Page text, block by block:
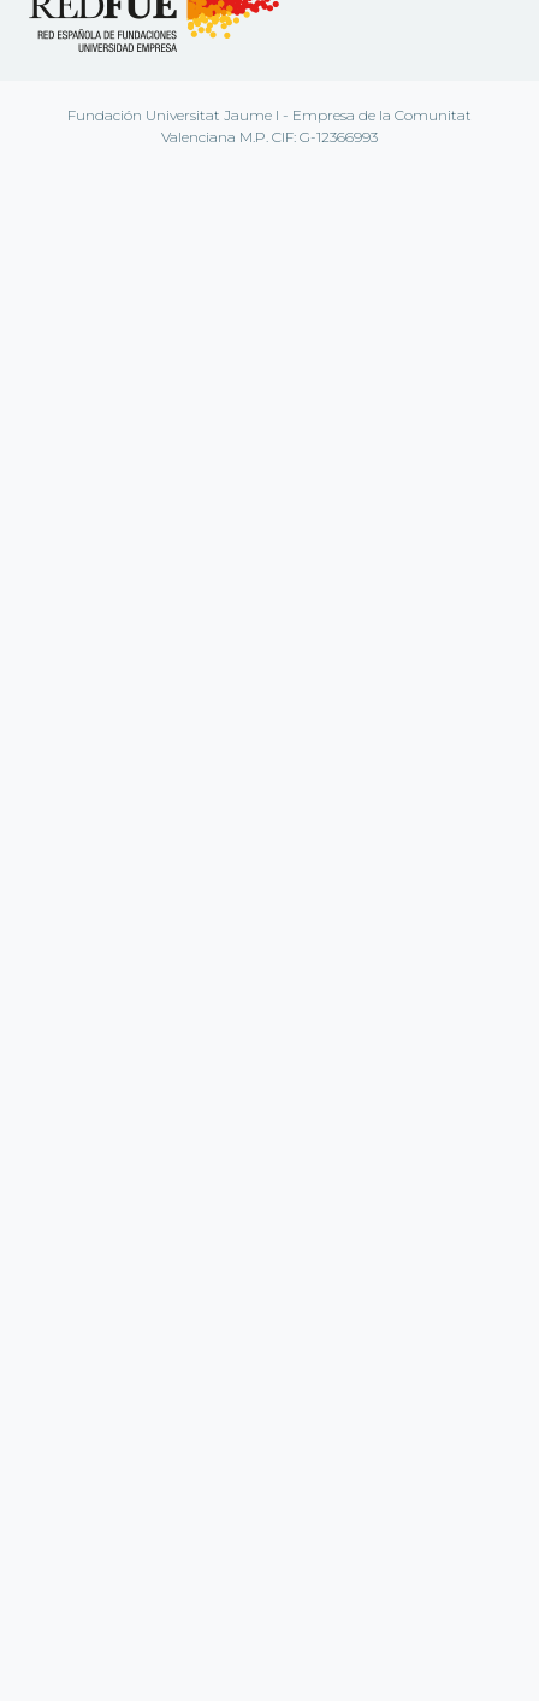
Fundación Universitat Jaume I - Empresa de la Comunitat
Valenciana M.P. CIF: G-12366993